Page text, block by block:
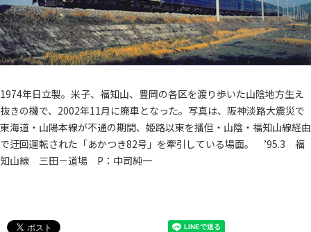
1974年日立製。米子、福知山、豊岡の各区を渡り歩いた山陰地方生え
抜きの機で、2002年11月に廃車となった。写真は、阪神淡路大震災で
東海道・山陽本線が不通の期間、姫路以東を播但・山陰・福知山線経由
で迂回運転された「あかつき82号」を牽引している場面。 ’95.3 福
知山線 三田－道場 P：中司純一